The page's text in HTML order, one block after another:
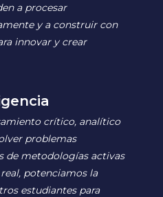
a procesar
y a construir con
innovar y crear
crítico, analítico
problemas
de metodologías activas
potenciamos la
estudiantes para